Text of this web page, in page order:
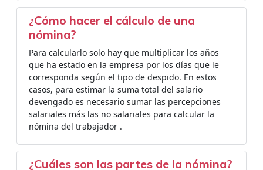
¿Cómo hacer el cálculo de una
nómina?
Para calcularlo solo hay que multiplicar los años
que ha estado en la empresa por los días que le
corresponda según el tipo de despido. En estos
casos, para estimar la suma total del salario
devengado es necesario sumar las percepciones
salariales más las no salariales para calcular la
nómina del trabajador .
¿Cuáles son las partes de la nómina?